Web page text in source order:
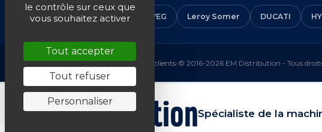
CEMER ALMO ABB WEG Leroy Somer DUCATI
Mentions légales•CGV•Plan du site• Avis clients•© 2016-2026 EM Distribution - Tous
Spécialiste de la
le contrôle sur ceux que
vous souhaitez activer
Tout accepter
Tout refuser
Personnaliser